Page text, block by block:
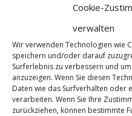
Cookie-
verwalten
Wir verwenden Technologien wie
speichern und/oder darauf
Surferlebnis zu verbessern und
anzuzeigen. Wenn Sie diesen
Daten wie das Surfverhalten oder
verarbeiten. Wenn Sie Ihre
zurückziehen, können bestimmte
Jacob Schubert
Weltmeister
16. September 2018